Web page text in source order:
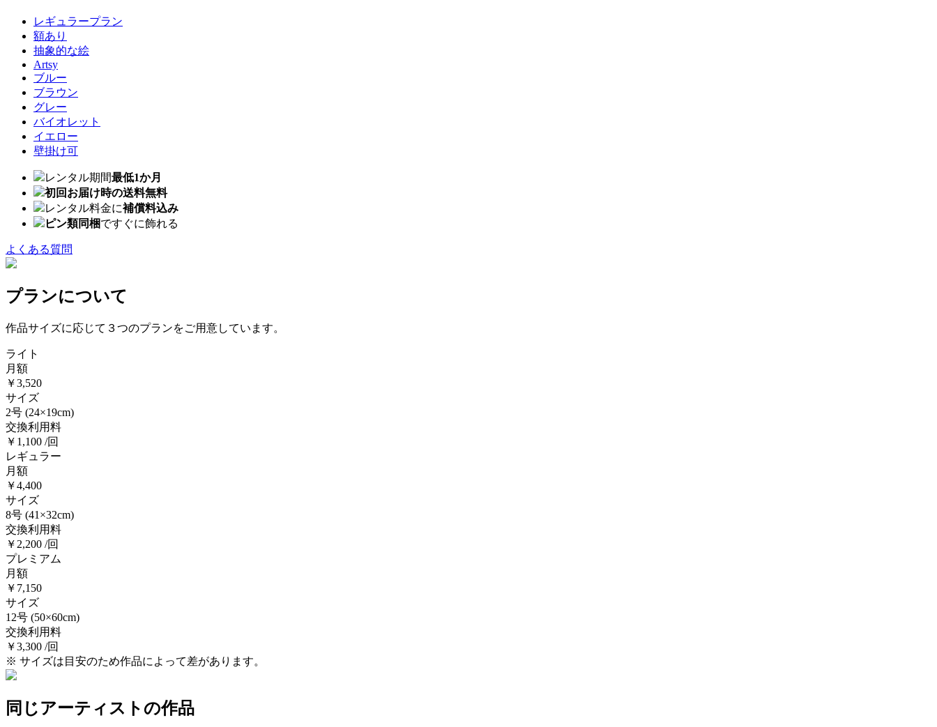
レギュラープラン
額あり
抽象的な絵
Artsy
ブルー
ブラウン
グレー
バイオレット
イエロー
壁掛け可
レンタル期間最低1か月
初回お届け時の送料無料
レンタル料金に補償料込み
ピン類同梱ですぐに飾れる
よくある質問
プランについて
作品サイズに応じて３つのプランをご用意しています。
ライト
月額
￥3,520
サイズ
2号 (24×19cm)
交換利用料
￥1,100 /回
レギュラー
月額
￥4,400
サイズ
8号 (41×32cm)
交換利用料
￥2,200 /回
プレミアム
月額
￥7,150
サイズ
12号 (50×60cm)
交換利用料
￥3,300 /回
※ サイズは目安のため作品によって差があります。
同じアーティストの作品